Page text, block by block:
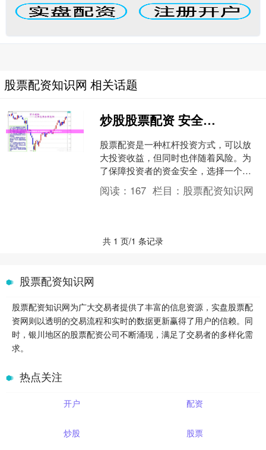
股票配资知识网 相关话题
炒股股票配资 安全股票配资门户：让投资更安心
股票配资是一种杠杆投资方式，可以放
大投资收益，但同时也伴随着风险。为
了保障投资者的资金安全，选择一个安
全可靠的股票配资门户炒股股票配资至
关重要。 选择一家可靠的....
阅读： 167 栏目： 股票配资知识网
共 1 页/1 条记录
股票配资知识网
股票配资知识网为广大交易者提供了丰富的信息资源，实盘股票配
资网则以透明的交易流程和实时的数据更新赢得了用户的信赖。同
时，银川地区的股票配资公司不断涌现，满足了交易者的多样化需
求。
热点关注
开户 配资
炒股 股票